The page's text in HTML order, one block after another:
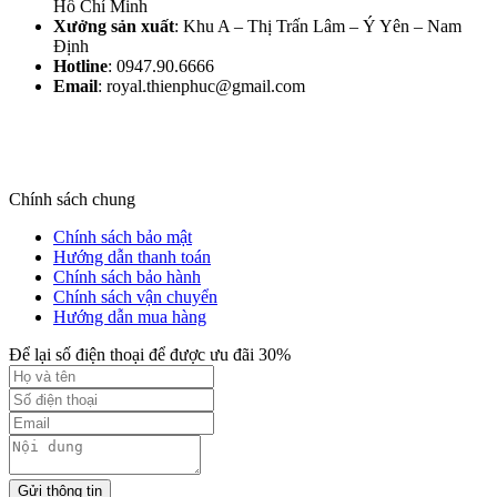
Hồ Chí Minh
Xưởng sản xuất: Khu A – Thị Trấn Lâm – Ý Yên – Nam
Định​
Hotline: 0947.90.6666
Email: royal.thienphuc@gmail.com
Chính sách chung
Chính sách bảo mật
Hướng dẫn thanh toán
Chính sách bảo hành
Chính sách vận chuyển
Hướng dẫn mua hàng
Để lại số điện thoại để được ưu đãi 30%
Gửi thông tin